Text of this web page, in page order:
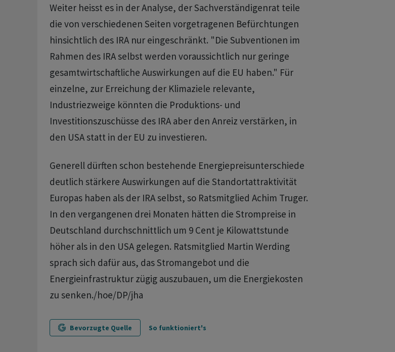
Weiter heisst es in der Analyse, der Sachverständigenrat teile
die von verschiedenen Seiten vorgetragenen Befürchtungen
hinsichtlich des IRA nur eingeschränkt. "Die Subventionen im
Rahmen des IRA selbst werden voraussichtlich nur geringe
gesamtwirtschaftliche Auswirkungen auf die EU haben." Für
einzelne, zur Erreichung der Klimaziele relevante,
Industriezweige könnten die Produktions- und
Investitionszuschüsse des IRA aber den Anreiz verstärken, in
den USA statt in der EU zu investieren.
Generell dürften schon bestehende Energiepreisunterschiede
deutlich stärkere Auswirkungen auf die Standortattraktivität
Europas haben als der IRA selbst, so Ratsmitglied Achim Truger.
In den vergangenen drei Monaten hätten die Strompreise in
Deutschland durchschnittlich um 9 Cent je Kilowattstunde
höher als in den USA gelegen. Ratsmitglied Martin Werding
sprach sich dafür aus, das Stromangebot und die
Energieinfrastruktur zügig auszubauen, um die Energiekosten
zu senken./hoe/DP/jha
Bevorzugte Quelle So funktioniert's